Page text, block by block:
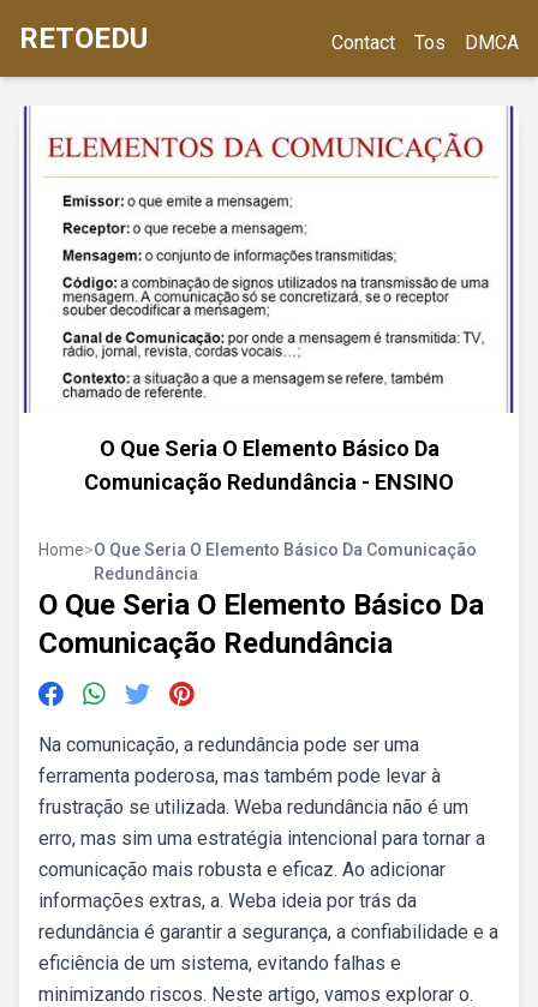
RETOEDU Contact Tos DMCA
O Que Seria O Elemento Básico Da
Comunicação Redundância - ENSINO
Home>O Que Seria O Elemento Básico Da Comunicação
Redundância
O Que Seria O Elemento Básico Da
Comunicação Redundância
Na comunicação, a redundância pode ser uma
ferramenta poderosa, mas também pode levar à
frustração se utilizada. Weba redundância não é um
erro, mas sim uma estratégia intencional para tornar a
comunicação mais robusta e eficaz. Ao adicionar
informações extras, a. Weba ideia por trás da
redundância é garantir a segurança, a confiabilidade e a
eficiência de um sistema, evitando falhas e
minimizando riscos. Neste artigo, vamos explorar o.